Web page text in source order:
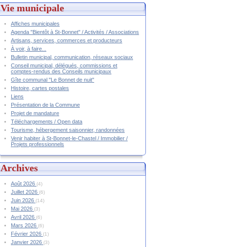
Vie municipale
Affiches municipales
Agenda "Bientôt à St-Bonnet" / Activités / Associations
Artisans, services, commerces et producteurs
À voir, à faire...
Bulletin municipal, communication, réseaux sociaux
Conseil municipal, délégués, commissions et
comptes-rendus des Conseils municipaux
Gîte communal "Le Bonnet de nuit"
Histoire, cartes postales
Liens
Présentation de la Commune
Projet de mandature
Téléchargements / Open data
Tourisme, hébergement saisonnier, randonnées
Venir habiter à St-Bonnet-le-Chastel / Immobilier /
Projets professionnels
Archives
Août 2026 (4)
Juillet 2026 (6)
Juin 2026 (14)
Mai 2026 (3)
Avril 2026 (6)
Mars 2026 (6)
Février 2026 (1)
Janvier 2026 (3)